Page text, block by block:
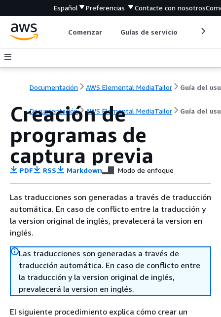
Español Preferencias Contacte con nosotros
Comenzar Guías de servicio
Documentación AWS Elemental MediaTailor
Documentación AWS Elemental MediaTailor Guía del
Creación de
programas de
captura previa
PDF RSS Markdown Modo de enfoque
Las traducciones son generadas a través de traducción
automática. En caso de conflicto entre la traducción y
la version original de inglés, prevalecerá la version en
inglés.
Las traducciones son generadas a través de
traducción automática. En caso de conflicto entre
la traducción y la version original de inglés,
prevalecerá la version en inglés.
El siguiente procedimiento explica cómo crear un